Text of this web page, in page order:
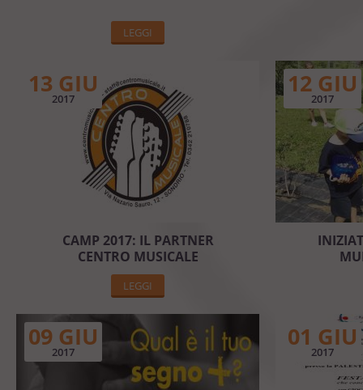
LEGGI
13 GIU
2017
CAMP 2017: IL PARTNER
CENTRO MUSICALE
LEGGI
12 GIU
2017
09 GIU
2017
01 GIU
2017